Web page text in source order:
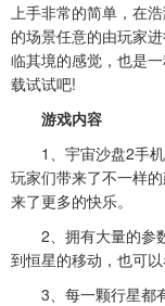
上手非常的简单，在
的场景任意的由玩家
临其境的感觉，也是
载试试吧!
游戏内容
1、宇宙沙盘2手机
玩家们带来了不一样
来了更多的快乐。
2、拥有大量的参数
到恒星的移动，也可以
3、每一颗行星都有